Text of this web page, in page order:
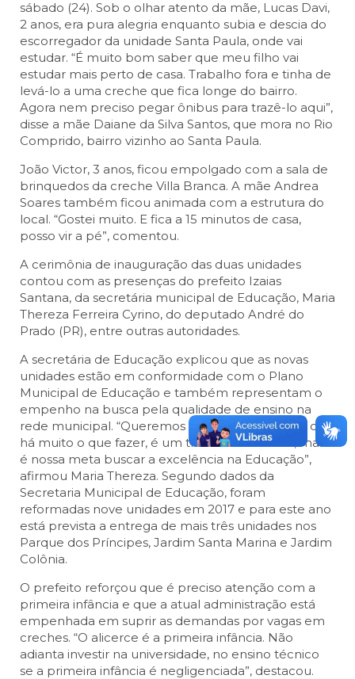
sábado (24). Sob o olhar atento da mãe, Lucas Davi,
2 anos, era pura alegria enquanto subia e descia do
escorregador da unidade Santa Paula, onde vai
estudar. “É muito bom saber que meu filho vai
estudar mais perto de casa. Trabalho fora e tinha de
levá-lo a uma creche que fica longe do bairro.
Agora nem preciso pegar ônibus para trazê-lo aqui”,
disse a mãe Daiane da Silva Santos, que mora no Rio
Comprido, bairro vizinho ao Santa Paula.
João Victor, 3 anos, ficou empolgado com a sala de
brinquedos da creche Villa Branca. A mãe Andrea
Soares também ficou animada com a estrutura do
local. “Gostei muito. E fica a 15 minutos de casa,
posso vir a pé”, comentou.
A cerimônia de inauguração das duas unidades
contou com as presenças do prefeito Izaias
Santana, da secretária municipal de Educação, Maria
Thereza Ferreira Cyrino, do deputado André do
Prado (PR), entre outras autoridades.
A secretária de Educação explicou que as novas
unidades estão em conformidade com o Plano
Municipal de Educação e também representam o
empenho na busca pela qualidade de ensino na
rede municipal. “Queremos o melhor. Sabemos que
há muito o que fazer, é um trabalho contínuo, mas
é nossa meta buscar a excelência na Educação”,
afirmou Maria Thereza. Segundo dados da
Secretaria Municipal de Educação, foram
reformadas nove unidades em 2017 e para este ano
está prevista a entrega de mais três unidades nos
Parque dos Príncipes, Jardim Santa Marina e Jardim
Colônia.
O prefeito reforçou que é preciso atenção com a
primeira infância e que a atual administração está
empenhada em suprir as demandas por vagas em
creches. “O alicerce é a primeira infância. Não
adianta investir na universidade, no ensino técnico
se a primeira infância é negligenciada”, destacou.